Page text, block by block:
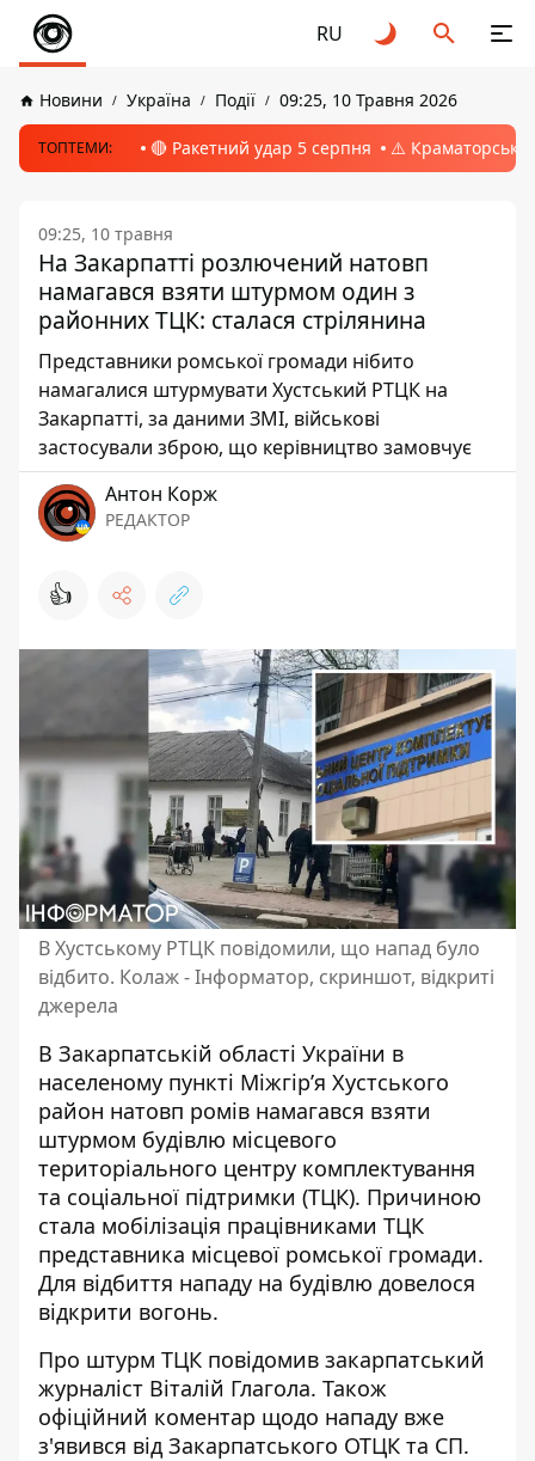
RU
Новини Україна Події 09:25, 10 Травня 2026
ТОПТЕМИ: 🔴 Ракетний удар 5 серпня ⚠️ Краматорськ,
09:25, 10 травня
На Закарпатті розлючений натовп
намагався взяти штурмом один з
районних ТЦК: сталася стрілянина
Представники ромської громади нібито
намагалися штурмувати Хустський РТЦК на
Закарпатті, за даними ЗМІ, військові
застосували зброю, що керівництво замовчує
Антон Корж
РЕДАКТОР
👍
В Хустському РТЦК повідомили, що напад було
відбито. Колаж - Інформатор, скриншот, відкриті
джерела
В Закарпатській області України в
населеному пункті Міжгір’я Хустського
район натовп ромів намагався взяти
штурмом будівлю місцевого
територіального центру комплектування
та соціальної підтримки (ТЦК). Причиною
стала мобілізація працівниками ТЦК
представника місцевої ромської громади.
Для відбиття нападу на будівлю довелося
відкрити вогонь.
Про штурм ТЦК повідомив закарпатський
журналіст Віталій Глагола. Також
офіційний коментар щодо нападу вже
з'явився від Закарпатського ОТЦК та СП.